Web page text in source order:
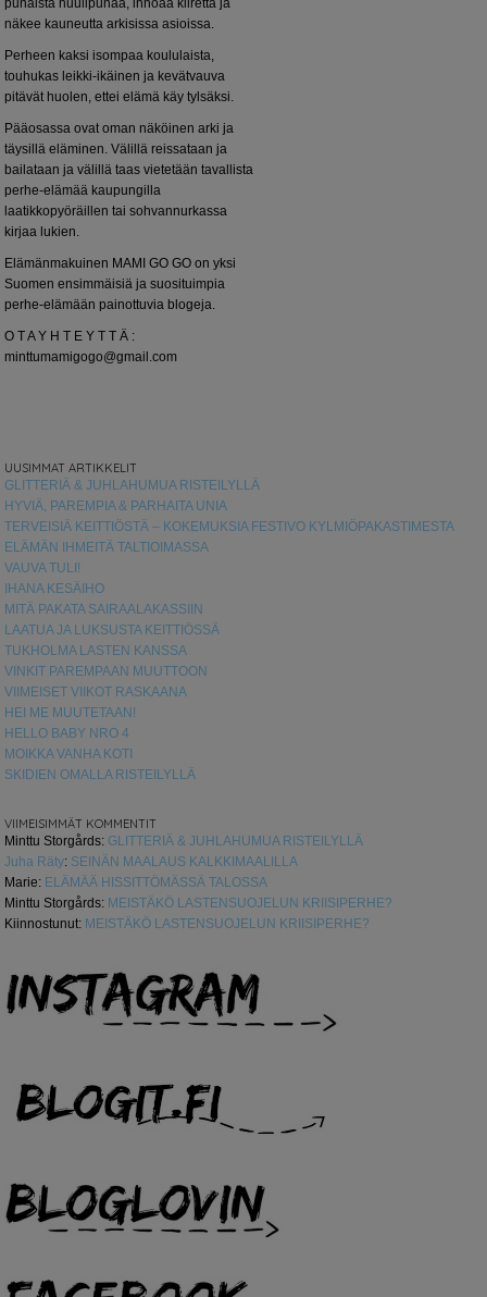
punaista huulipunaa, inhoaa kiirettä ja
näkee kauneutta arkisissa asioissa.
Perheen kaksi isompaa koululaista,
touhukas leikki-ikäinen ja kevätvauva
pitävät huolen, ettei elämä käy tylsäksi.
Pääosassa ovat oman näköinen arki ja
täysillä eläminen. Välillä reissataan ja
bailataan ja välillä taas vietetään tavallista
perhe-elämää kaupungilla
laatikkopyöräillen tai sohvannurkassa
kirjaa lukien.
Elämänmakuinen MAMI GO GO on yksi
Suomen ensimmäisiä ja suosituimpia
perhe-elämään painottuvia blogeja.
O T A Y H T E Y T T Ä :
minttumamigogo@gmail.com
UUSIMMAT ARTIKKELIT
GLITTERIÄ & JUHLAHUMUA RISTEILYLLÄ
HYVIÄ, PAREMPIA & PARHAITA UNIA
TERVEISIÄ KEITTIÖSTÄ – KOKEMUKSIA FESTIVO KYLMIÖPAKASTIMESTA
ELÄMÄN IHMEITÄ TALTIOIMASSA
VAUVA TULI!
IHANA KESÄIHO
MITÄ PAKATA SAIRAALAKASSIIN
LAATUA JA LUKSUSTA KEITTIÖSSÄ
TUKHOLMA LASTEN KANSSA
VINKIT PAREMPAAN MUUTTOON
VIIMEISET VIIKOT RASKAANA
HEI ME MUUTETAAN!
HELLO BABY NRO 4
MOIKKA VANHA KOTI
SKIDIEN OMALLA RISTEILYLLÄ
VIIMEISIMMÄT KOMMENTIT
Minttu Storgårds: GLITTERIÄ & JUHLAHUMUA RISTEILYLLÄ
Juha Räty: SEINÄN MAALAUS KALKKIMAALILLA
Marie: ELÄMÄÄ HISSITTÖMÄSSÄ TALOSSA
Minttu Storgårds: MEISTÄKÖ LASTENSUOJELUN KRIISIPERHE?
Kiinnostunut: MEISTÄKÖ LASTENSUOJELUN KRIISIPERHE?